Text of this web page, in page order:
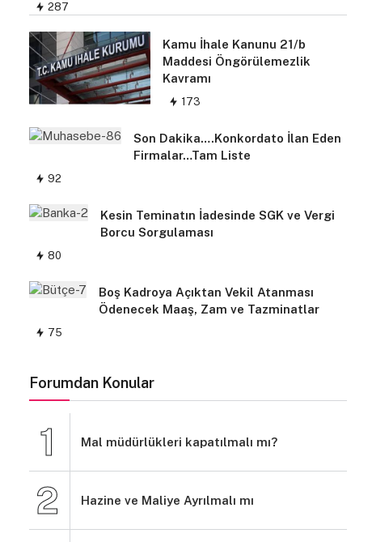
287
Kamu İhale Kanunu 21/b
Maddesi Öngörülemezlik
Kavramı
173
Son Dakika….Konkordato İlan Eden
Firmalar…Tam Liste
92
Kesin Teminatın İadesinde SGK ve Vergi
Borcu Sorgulaması
80
Boş Kadroya Açıktan Vekil Atanması
Ödenecek Maaş, Zam ve Tazminatlar
75
Forumdan Konular
Mal müdürlükleri kapatılmalı mı?
Hazine ve Maliye Ayrılmalı mı